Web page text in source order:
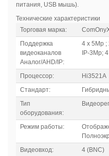
питания, USB мышь).
Технические характеристики
Торговая марка:
Поддержка
видеоканалов
Аналог/AHD/IP:
4 x 5Mp ;
IP-3Mp;
Процессор:
Hi3521A
Стандарт:
Тип
оборудования:
Режим работы:
Видеовход:
4 (BNC)